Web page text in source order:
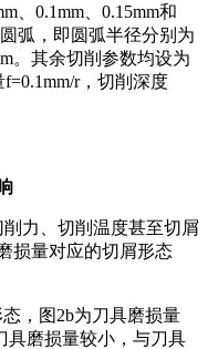
、0.1mm、0.15mm和
弧，即圆弧半径分别为
。其余切削参数均设为
r，切削深度
力、切削温度甚至切屑
损量对应的切屑形态
，图2b为刀具磨损量
具磨损量较小，与刀具